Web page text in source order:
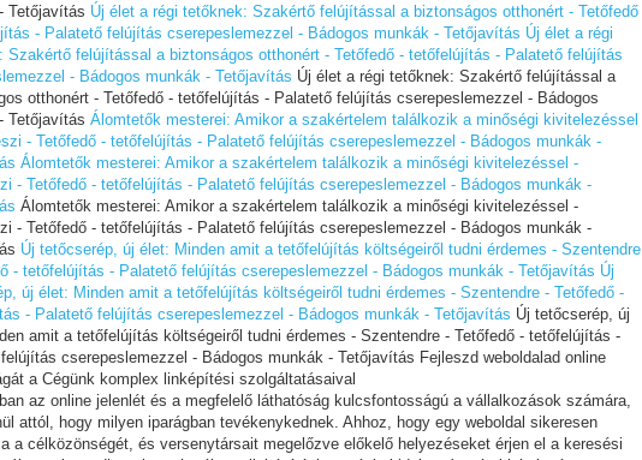
Tetőjavítás Új élet a régi tetőknek: Szakértő felújítással a biztonságos otthonért - Tetőfedő
- Palatető felújítás cserepeslemezzel - Bádogos munkák - Tetőjavítás Új élet a régi
Szakértő felújítással a biztonságos otthonért - Tetőfedő - tetőfelújítás - Palatető felújítás
- Bádogos munkák - Tetőjavítás Új élet a régi tetőknek: Szakértő felújítással a
otthonért - Tetőfedő - tetőfelújítás - Palatető felújítás cserepeslemezzel - Bádogos
Tetőjavítás Álomtetők mesterei: Amikor a szakértelem találkozik a minőségi kivitelezéssel
- Tetőfedő - tetőfelújítás - Palatető felújítás cserepeslemezzel - Bádogos munkák -
Álomtetők mesterei: Amikor a szakértelem találkozik a minőségi kivitelezéssel -
- Tetőfedő - tetőfelújítás - Palatető felújítás cserepeslemezzel - Bádogos munkák -
Álomtetők mesterei: Amikor a szakértelem találkozik a minőségi kivitelezéssel -
- Tetőfedő - tetőfelújítás - Palatető felújítás cserepeslemezzel - Bádogos munkák -
Új tetőcserép, új élet: Minden amit a tetőfelújítás költségeiről tudni érdemes - Szentendre
- tetőfelújítás - Palatető felújítás cserepeslemezzel - Bádogos munkák - Tetőjavítás Új
új élet: Minden amit a tetőfelújítás költségeiről tudni érdemes - Szentendre - Tetőfedő -
- Palatető felújítás cserepeslemezzel - Bádogos munkák - Tetőjavítás Új tetőcserép, új
amit a tetőfelújítás költségeiről tudni érdemes - Szentendre - Tetőfedő - tetőfelújítás -
cserepeslemezzel - Bádogos munkák - Tetőjavítás Fejleszd weboldalad online
a Cégünk komplex linképítési szolgáltatásaival
az online jelenlét és a megfelelő láthatóság kulcsfontosságú a vállalkozások számára,
attól, hogy milyen iparágban tevékenykednek. Ahhoz, hogy egy weboldal sikeresen
a célközönségét, és versenytársait megelőzve előkelő helyezéseket érjen el a keresési